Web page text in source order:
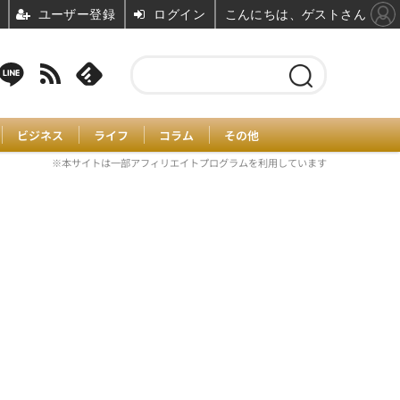
ビジネス ライフ コラム その他
※本サイトは一部アフィリエイトプログラムを利用しています
ユーザー登録 ログイン こんにちは、ゲストさん